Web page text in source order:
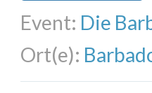
Event: Die
Ort(e):